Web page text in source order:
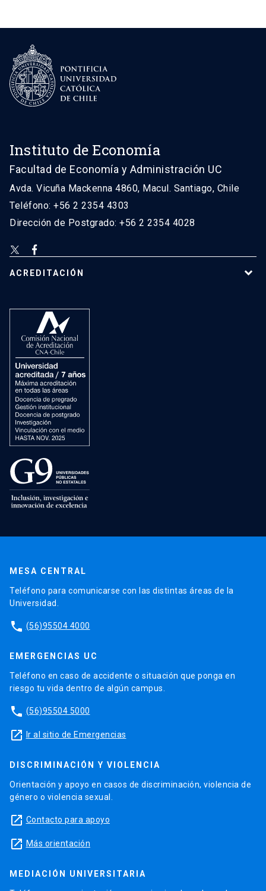
Instituto de Economía
Facultad de Economía y Administración UC
Avda. Vicuña Mackenna 4860, Macul. Santiago, Chile
Teléfono: +56 2 2354 4303
Dirección de Postgrado: +56 2 2354 4028
ACREDITACIÓN
MESA CENTRAL
Teléfono para comunicarse con las distintas áreas de la
Universidad.
phone (56)95504 4000
EMERGENCIAS UC
Teléfono en caso de accidente o situación que ponga en
riesgo tu vida dentro de algún campus.
phone (56)95504 5000
launch Ir al sitio de Emergencias
DISCRIMINACIÓN Y VIOLENCIA
Orientación y apoyo en casos de discriminación, violencia de
género o violencia sexual.
launch Contacto para apoyo
launch Más orientación
MEDIACIÓN UNIVERSITARIA